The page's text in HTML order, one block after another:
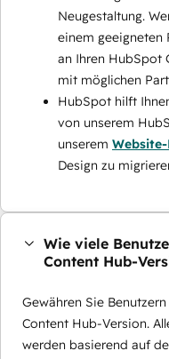
Neugestaltung.
einem geeigneten
an Ihren HubSpot
mit möglichen
HubSpot hilft
von unserem
unserem
Design zu
Wie viele
Content Hub-
Gewähren Sie
Content Hub-Version.
werden basierend auf